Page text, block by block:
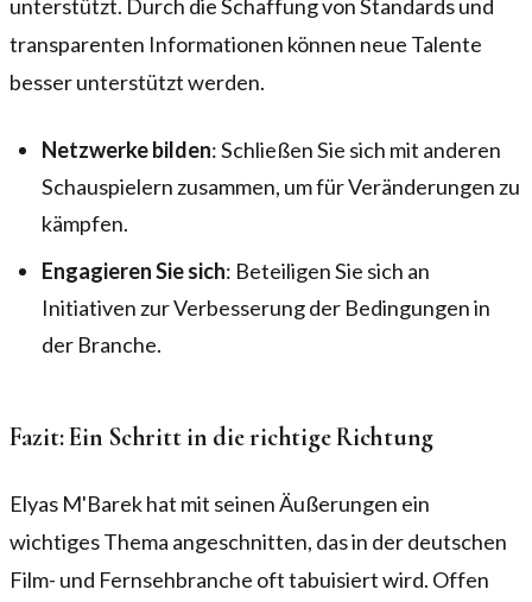
unterstützt. Durch die Schaffung von Standards und
transparenten Informationen können neue Talente
besser unterstützt werden.
Netzwerke bilden: Schließen Sie sich mit anderen
Schauspielern zusammen, um für Veränderungen zu
kämpfen.
Engagieren Sie sich: Beteiligen Sie sich an
Initiativen zur Verbesserung der Bedingungen in
der Branche.
Fazit: Ein Schritt in die richtige Richtung
Elyas M'Barek hat mit seinen Äußerungen ein
wichtiges Thema angeschnitten, das in der deutschen
Film- und Fernsehbranche oft tabuisiert wird. Offen